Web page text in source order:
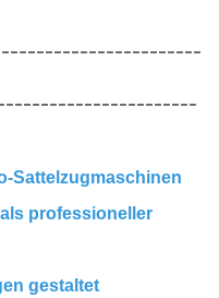
Sattelzugmaschinen
professioneller
gestaltet